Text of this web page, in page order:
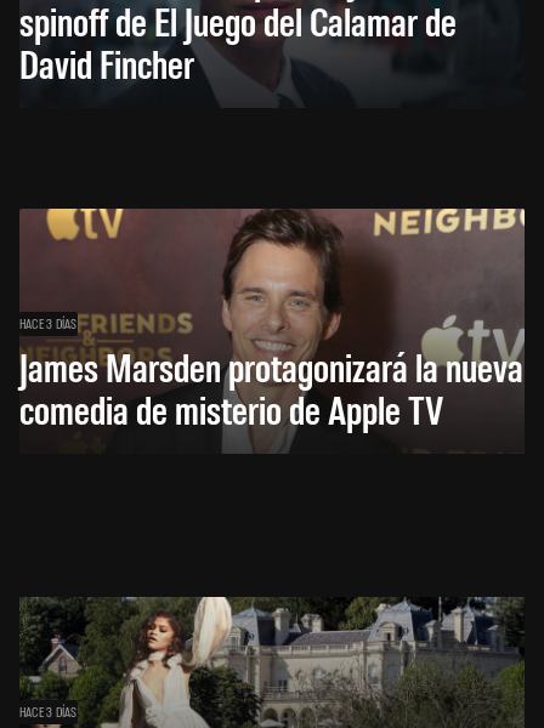
spinoff de El Juego del Calamar de
David Fincher
HACE 3 DÍAS
James Marsden protagonizará la nueva
comedia de misterio de Apple TV
HACE 3 DÍAS